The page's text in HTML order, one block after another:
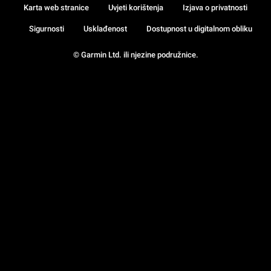
© Garmin Ltd. ili njezine podružnice.
Karta web stranice Uvjeti korištenja Izjava o privatnosti
Sigurnosti Usklađenost Dostupnost u digitalnom obliku